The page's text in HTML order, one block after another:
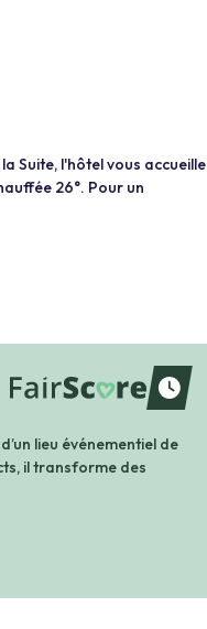
Suite, l'hôtel vous accueille
26°. Pour un
waiting
lieu événementiel de
il transforme des